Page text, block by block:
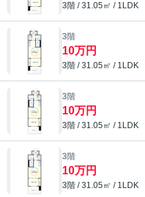
3階 / 31.05㎡ / 1LDK
3階
10万円
3階 / 31.05㎡ / 1LDK
3階
10万円
3階 / 31.05㎡ / 1LDK
3階
10万円
3階 / 31.05㎡ / 1LDK